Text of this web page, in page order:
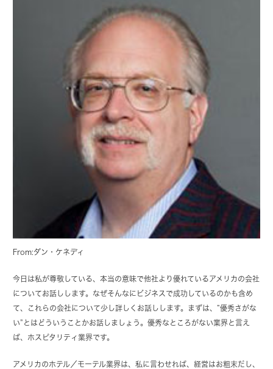
From:ダン・ケネディ
今日は私が尊敬している、本当の意味で他社より優れているアメリカの会社
についてお話しします。なぜそんなにビジネスで成功しているのかも含め
て、これらの会社について少し詳しくお話しします。まずは、”優秀さがな
い”とはどういうことかお話しましょう。優秀なところがない業界と言え
ば、ホスピタリティ業界です。
アメリカのホテル／モーテル業界は、私に言わせれば、経営はお粗末だし、